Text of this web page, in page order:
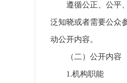
遵循公正、公平
泛知晓或者需要公众
动公开内容。
（二）公开内容
1.机构职能